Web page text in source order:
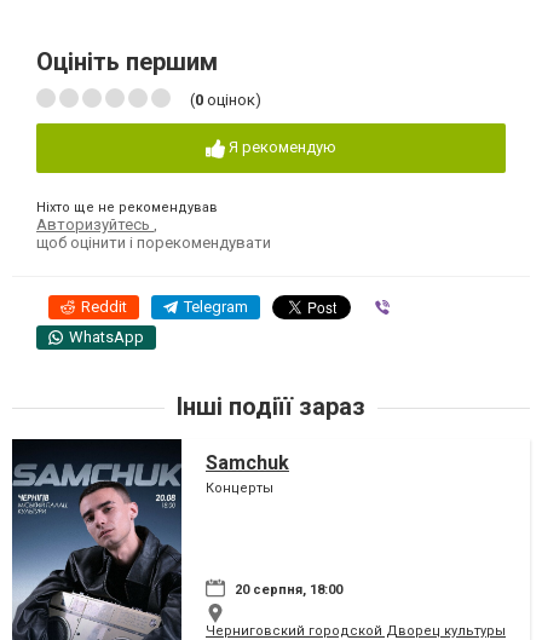
Оцініть першим
(0 оцінок)
Я рекомендую
Ніхто ще не рекомендував
Авторизуйтесь
щоб оцінити і порекомендувати
Reddit Telegram
WhatsApp
Інші подіїї зараз
Samchuk
Концерты
20 серпня, 18:00
Черниговский городской Дворец культуры